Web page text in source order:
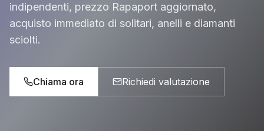
indipendenti, prezzo Rapaport aggiornato,
acquisto immediato di solitari, anelli e diamanti
sciolti.
Chiama ora Richiedi valutazione